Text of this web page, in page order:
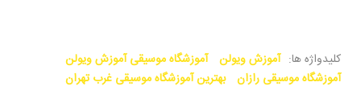
کلیدواژه ها: آموزش ویولن آموزشگاه موسیقی آموزش ویولن
آموزشگاه موسیقی رازان بهترین آموزشگاه موسیقی غرب تهران